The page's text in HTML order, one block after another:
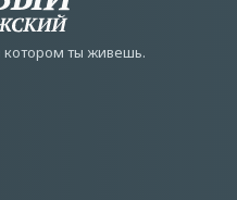
котором ты живешь.